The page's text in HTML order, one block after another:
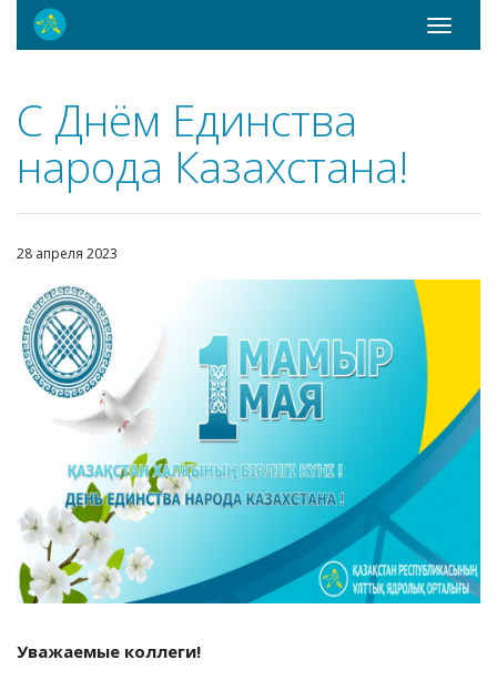
Toggle
С Днём Единства
народа Казахстана!
28 апреля 2023
Уважаемые коллеги!